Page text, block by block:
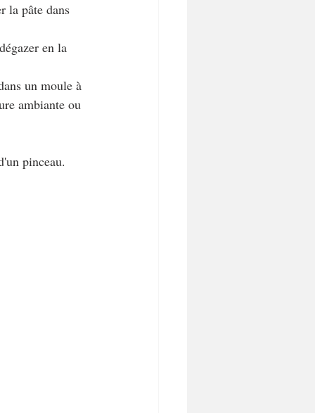
la pâte dans
en la
un moule à
ambiante ou
pinceau.